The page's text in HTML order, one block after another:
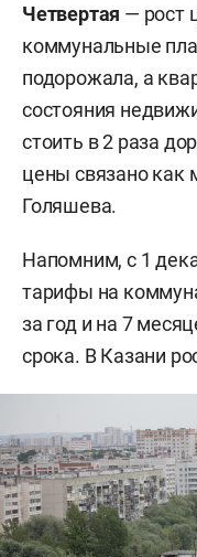
Четвертая — рост
коммунальные
подорожала, а
состояния
стоить в 2 раза
цены связано как
Голяшева.
Напомним, с 1
тарифы на
за год и на 7
срока. В Казани